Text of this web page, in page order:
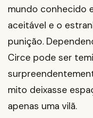
mundo conhecido
aceitável e o
punição.
Circe pode ser
mito deixasse
apenas uma vilã.